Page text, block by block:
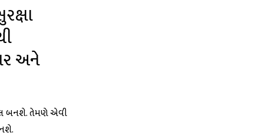
અને
બનશે. તેમણે એવી